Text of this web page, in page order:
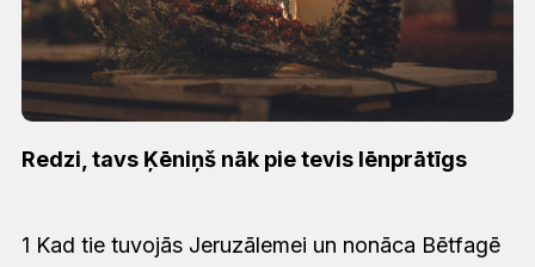
Redzi, tavs Ķēniņš nāk pie tevis lēnprātīgs
1 Kad tie tuvojās Jeruzālemei un nonāca Bētfagē